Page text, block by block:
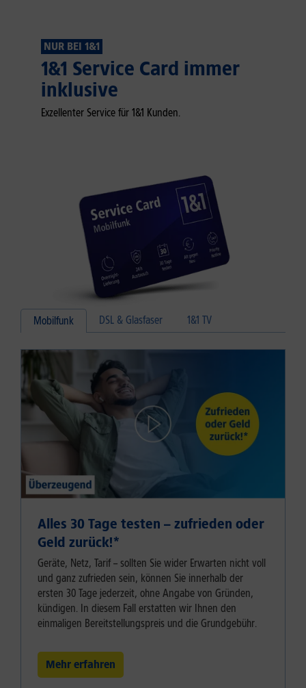
NUR BEI 1&1
1&1 Service Card immer
inklusive
Exzellenter Service für 1&1 Kunden.
Mobilfunk DSL & Glasfaser 1&1 TV
Alles 30 Tage testen – zufrieden oder
Geld zurück!⁠*
Geräte, Netz, Tarif – sollten Sie wider Erwarten nicht voll
und ganz zufrieden sein, können Sie innerhalb der
ersten 30 Tage jederzeit, ohne Angabe von Gründen,
kündigen. In diesem Fall erstatten wir Ihnen den
einmaligen Bereitstellungspreis und die Grundgebühr.
Mehr erfahren